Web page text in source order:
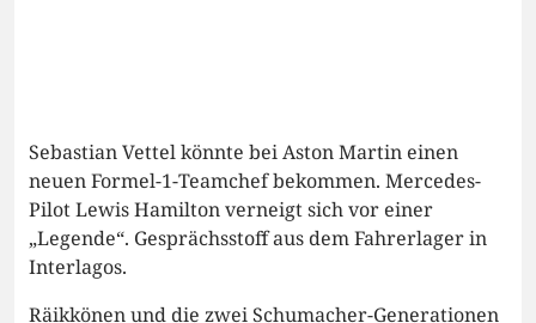
Sebastian Vettel könnte bei Aston Martin einen
neuen Formel-1-Teamchef bekommen. Mercedes-
Pilot Lewis Hamilton verneigt sich vor einer
„Legende“. Gesprächsstoff aus dem Fahrerlager in
Interlagos.
Räikkönen und die zwei Schumacher-Generationen